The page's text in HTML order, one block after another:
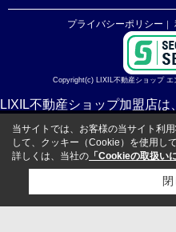
プライバシーポリシー ｜
Copyright(c) LIXIL不動産ショップ エ
LIXIL不動産ショップ加盟店は
当サイトでは、お客様の当サイト利
して、クッキー（Cookie）を使用して
詳しくは、当社の 「Cookieの取扱い